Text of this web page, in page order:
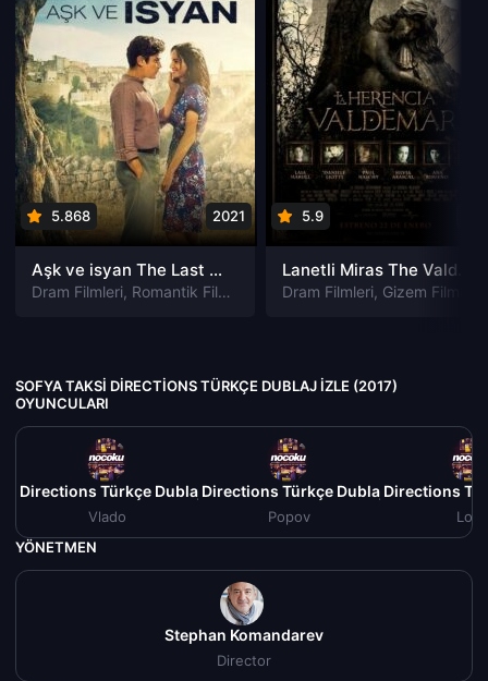
5.868 2021
Aşk ve isyan The Last Parasido izle
Dram Filmleri, Romantik Filmleri
5.9
Dram Filmleri, Gizem Filmleri
SOFYA TAKSI DIRECTIONS TÜRKÇE DUBLAJ IZLE (2017)
OYUNCULARI
Directions Türkçe Dublaj izle (2017)
Vlado
Sofya Taksi Directions Türkçe Dublaj izle (2017)
Popov
Sofya Taksi Directions
Lora
YÖNETMEN
Stephan Komandarev
Director